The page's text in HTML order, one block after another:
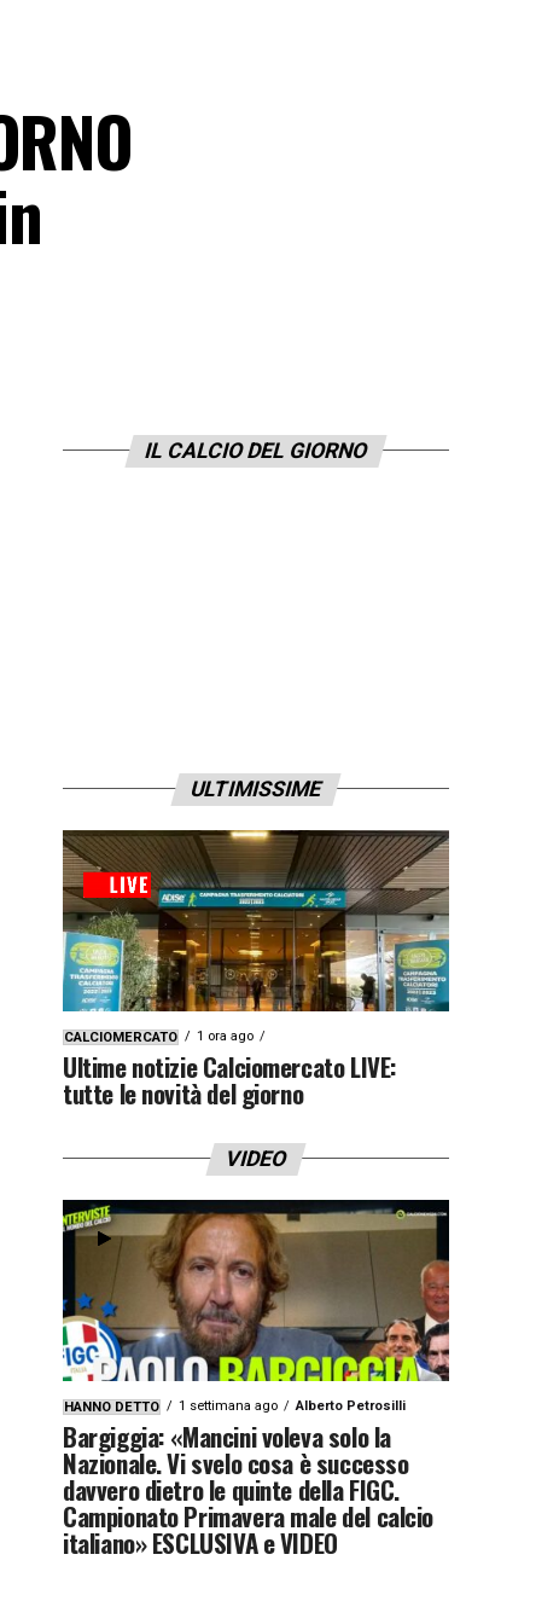
IL CALCIO DEL GIORNO
ULTIMISSIME
CALCIOMERCATO 1 ora ago
Ultime notizie Calciomercato LIVE:
tutte le novità del giorno
VIDEO
HANNO DETTO 1 settimana ago Alberto Petrosilli
Bargiggia: «Mancini voleva solo la
Nazionale. Vi svelo cosa è successo
davvero dietro le quinte della FIGC.
Campionato Primavera male del calcio
italiano» ESCLUSIVA e VIDEO